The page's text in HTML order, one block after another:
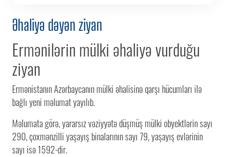
Əhaliyə dəyən ziyan
Ermənilərin mülki əhaliyə vurduğu
ziyan
Ermənistanın Azərbaycanın mülki əhalisinə qarşı hücumları ilə
bağlı yeni məlumat yayılıb.
Məlumata görə, yararsız vəziyyətə düşmüş mülki obyektlərin sayı
290, çoxmənzilli yaşayış binalarının sayı 79, yaşayış evlərinin
sayı isə 1592-dir.